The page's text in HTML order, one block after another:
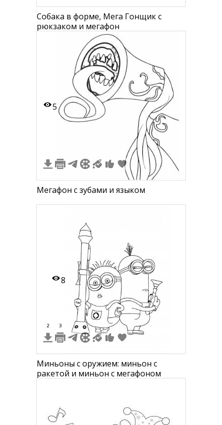
Собака в форме, Мега Гонщик с
рюкзаком и мегафон
5
Мегафон с зубами и языком
8
2 3
Миньоны с оружием: миньон с
ракетой и миньон с мегафоном